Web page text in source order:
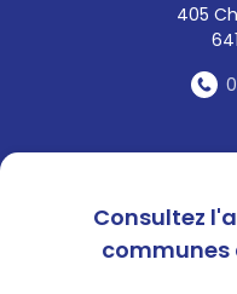
405
Consultez
communes